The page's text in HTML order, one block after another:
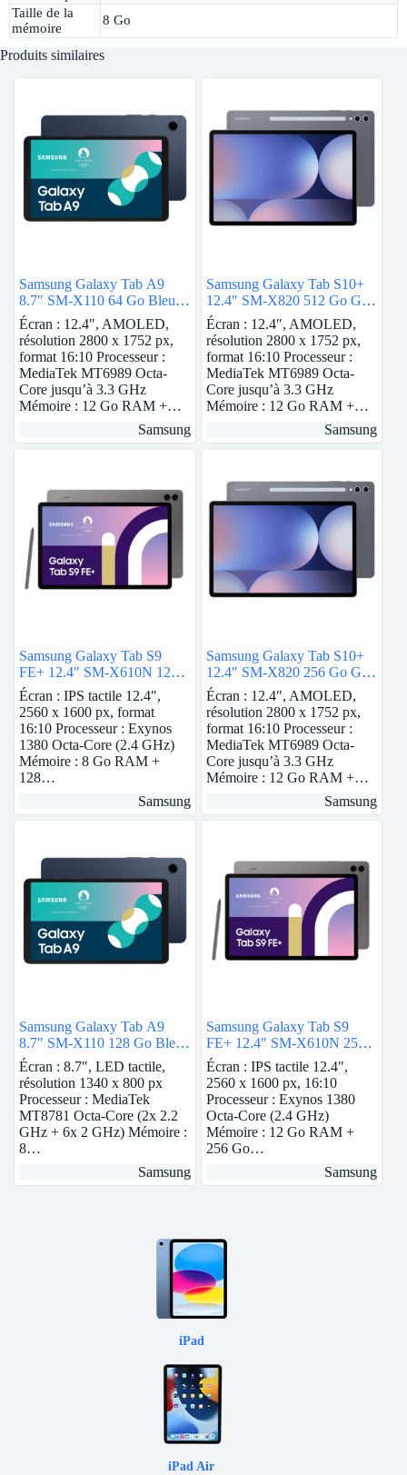
Taille de la
mémoire
8 Go
Produits similaires
Samsung Galaxy Tab A9
8.7″ SM-X110 64 Go Bleu
Wi-Fi
Écran : 12.4″, AMOLED,
résolution 2800 x 1752 px,
format 16:10 Processeur :
MediaTek MT6989 Octa-
Core jusqu’à 3.3 GHz
Mémoire : 12 Go RAM +…
Samsung
Samsung Galaxy Tab S10+
12.4″ SM-X820 512 Go Gris
Wi-Fi
Écran : 12.4″, AMOLED,
résolution 2800 x 1752 px,
format 16:10 Processeur :
MediaTek MT6989 Octa-
Core jusqu’à 3.3 GHz
Mémoire : 12 Go RAM +…
Samsung
Samsung Galaxy Tab S9
FE+ 12.4″ SM-X610N 128
Go Anthracite
Écran : IPS tactile 12.4″,
2560 x 1600 px, format
16:10 Processeur : Exynos
1380 Octa-Core (2.4 GHz)
Mémoire : 8 Go RAM +
128…
Samsung
Samsung Galaxy Tab S10+
12.4″ SM-X820 256 Go Gris
Wi-Fi
Écran : 12.4″, AMOLED,
résolution 2800 x 1752 px,
format 16:10 Processeur :
MediaTek MT6989 Octa-
Core jusqu’à 3.3 GHz
Mémoire : 12 Go RAM +…
Samsung
Samsung Galaxy Tab A9
8.7″ SM-X110 128 Go Bleu
Wi-Fi
Écran : 8.7″, LED tactile,
résolution 1340 x 800 px
Processeur : MediaTek
MT8781 Octa-Core (2x 2.2
GHz + 6x 2 GHz) Mémoire :
8…
Samsung
Samsung Galaxy Tab S9
FE+ 12.4″ SM-X610N 256
Go Anthracite
Écran : IPS tactile 12.4″,
2560 x 1600 px, 16:10
Processeur : Exynos 1380
Octa-Core (2.4 GHz)
Mémoire : 12 Go RAM +
256 Go…
Samsung
iPad
iPad Air